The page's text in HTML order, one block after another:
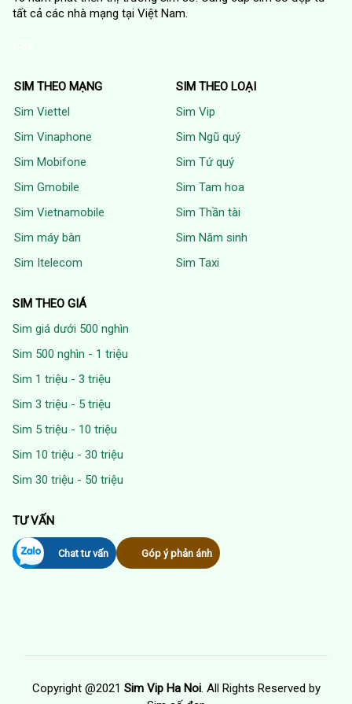
tất cả các nhà mạng tại Việt Nam.
SIM THEO MẠNG
Sim Viettel
Sim Vinaphone
Sim Mobifone
Sim Gmobile
Sim Vietnamobile
Sim máy bàn
Sim Itelecom
SIM THEO LOẠI
Sim Vip
Sim Ngũ quý
Sim Tứ quý
Sim Tam hoa
Sim Thần tài
Sim Năm sinh
Sim Taxi
SIM THEO GIÁ
Sim giá dưới 500 nghìn
Sim 500 nghìn - 1 triệu
Sim 1 triệu - 3 triệu
Sim 3 triệu - 5 triệu
Sim 5 triệu - 10 triệu
Sim 10 triệu - 30 triệu
Sim 30 triệu - 50 triệu
TƯ VẤN
Chat tư vấn Góp ý phản ánh
Copyright @2021 Sim Vip Ha Noi. All Rights Reserved by